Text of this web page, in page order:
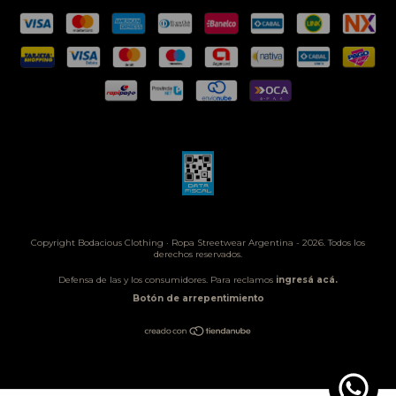
Copyright Bodacious Clothing · Ropa Streetwear Argentina - 2026. Todos los
derechos reservados.
Defensa de las y los consumidores. Para reclamos ingresá acá.
Botón de arrepentimiento